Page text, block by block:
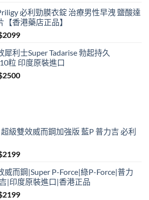
is:
$369.
必利勁膜衣錠 治療男性早洩 鹽酸達
【香港藥店正品】
2099Price
$799
through
$2099
犀利士Super Tadarise 勃起持久
粒 印度原裝進口
2500Price
超級雙效威而鋼加強版 藍P 普力吉 必利
2199Price
$349
through
$2199
威而鋼|Super P-Force|綠P-Force|普力
|印度原裝進口|香港正品
2199Price